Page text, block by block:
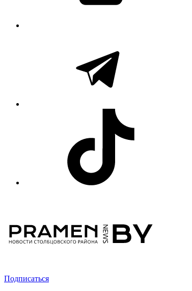
Подписаться